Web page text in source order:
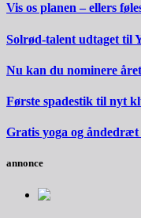
Vis os planen – ellers
Solrød-talent udtaget til
Nu kan du nominere
Første spadestik til nyt
Gratis yoga og
annonce